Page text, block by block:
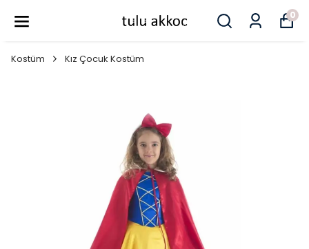
0
Kostüm Kız Çocuk Kostüm